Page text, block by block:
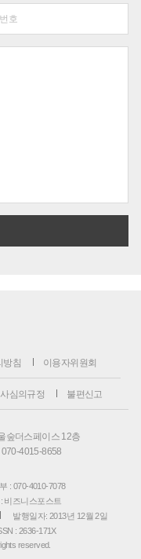
방침 이용자위원회
심의규정 불편신고
숲더스페이스 12층
070-4015-8658
: 070-4010-7078
비즈니스포스트
발행일자: 2013년 12월 2일
: 2636-171X
reserved.